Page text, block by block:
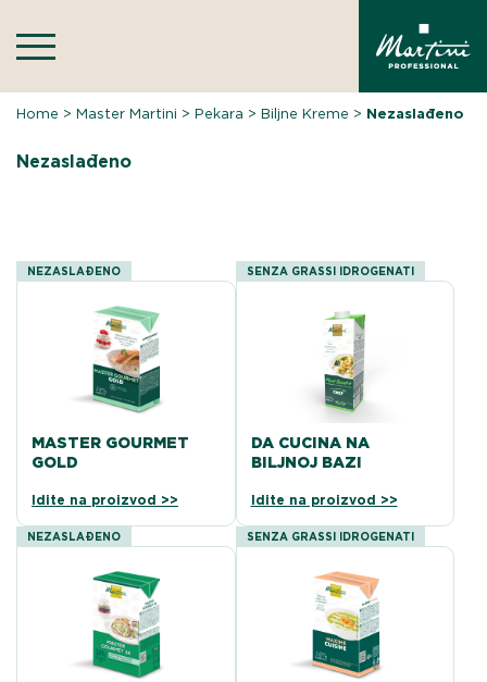
content
Home >Master Martini >Pekara >Biljne Kreme > Nezaslađeno
Nezaslađeno
NEZASLAĐENO
MASTER GOURMET
GOLD
Idite na proizvod >>
SENZA GRASSI IDROGENATI
DA CUCINA NA
BILJNOJ BAZI
Idite na proizvod >>
NEZASLAĐENO SENZA GRASSI IDROGENATI